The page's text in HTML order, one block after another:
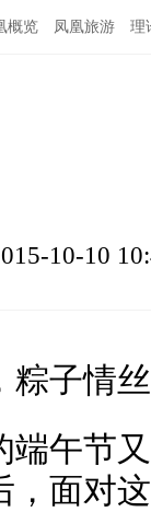
概览 凤凰旅游 理
10-10
子情丝
午节又
，面对